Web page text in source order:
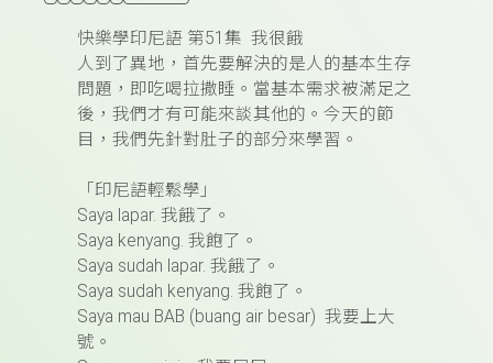
快樂學印尼語 第51 集 我很餓
人到了異地，首先要解決的是人的基本生存
問題，即吃喝拉撒睡。當基本需求被滿足之
後，我們才有可能來談其他的。今天的節
目，我們先針對肚子的部分來學習。
「印尼語輕鬆學」
Saya lapar. 我餓了。
Saya kenyang. 我飽了。
Saya sudah lapar. 我餓了。
Saya sudah kenyang. 我飽了。
Saya mau BAB (buang air besar) 我要上大
號。